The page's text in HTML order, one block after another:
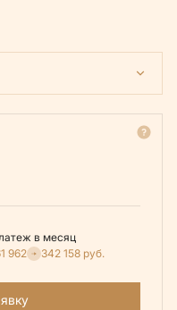
в месяц
962
342 158 руб.